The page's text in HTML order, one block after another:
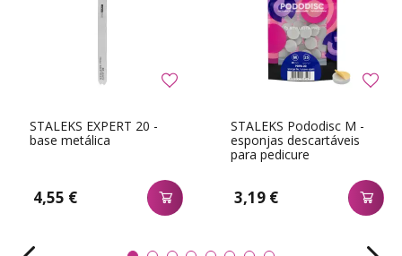
STALEKS EXPERT 20 -
base metálica
4,55 €
STALEKS Pododisc M -
esponjas descartáveis
para pedicure
3,19 €